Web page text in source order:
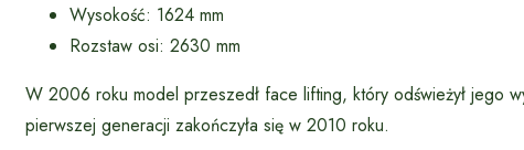
Wysokość: 1624 mm
Rozstaw osi: 2630 mm
W 2006 roku model przeszedł face lifting, który odświeżył jego
pierwszej generacji zakończyła się w 2010 roku.